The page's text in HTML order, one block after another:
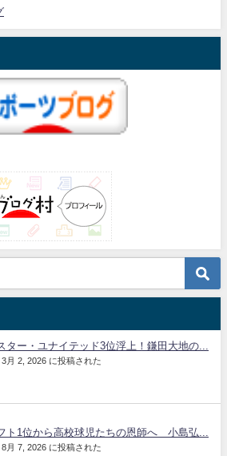
ター・ユナイテッド3位浮上！鎌田大地の...
3月 2, 2026 に投稿された
ト1位から高校球児たちの恩師へ 小島弘...
8月 7, 2026 に投稿された